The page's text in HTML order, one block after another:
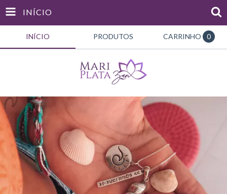
INÍCIO
INÍCIO PRODUTOS CARRINHO 0